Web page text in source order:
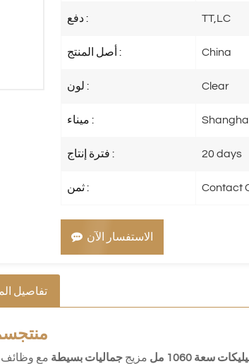
دفع : TT,LC
أصل المنتج : China
لون : Clear
ميناء :
فترة إنتاج : 20 days
ثمن : Contact
الاستفسار الآن
تفاصيل
منتج
سعة 1060 مل مزيججماليات بسيطة مع وظائف